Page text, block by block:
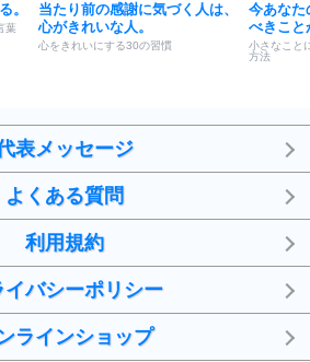
。
葉
当たり前の感謝に気づく人は、
心がきれいな人。
心をきれいにする30の習慣
今あなた
べきこと
小さなこと
方法
表メッセージ
よくある質問
利用規約
イバシーポリシー
ラインショップ